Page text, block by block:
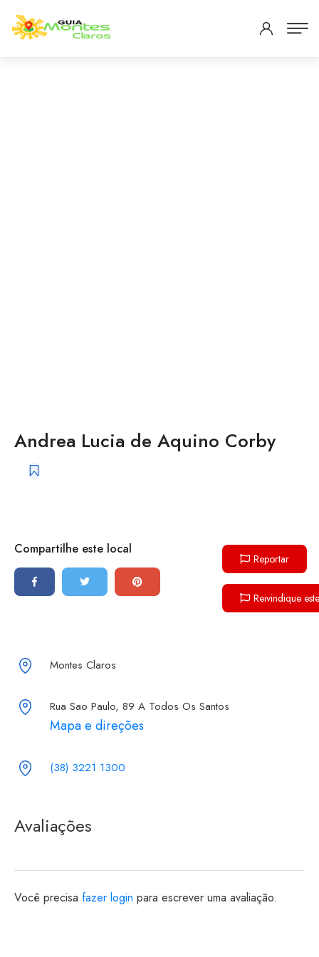
Andrea Lucia de Aquino Corby
Compartilhe este local
Reportar
Reivindique
Montes Claros
Rua Sao Paulo, 89 A Todos Os Santos
Mapa e direções
(38) 3221 1300
Avaliações
Você precisa fazer login para escrever uma avaliação.